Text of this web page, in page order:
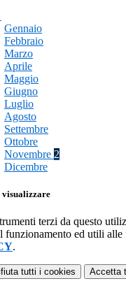
Gennaio
Febbraio
Marzo
Aprile
Maggio
Giugno
Luglio
Agosto
Settembre
Ottobre
Novembre 2
Dicembre
visualizzare
terzi da questo
funzionamento ed utili
.
tutti i cookies Accetta